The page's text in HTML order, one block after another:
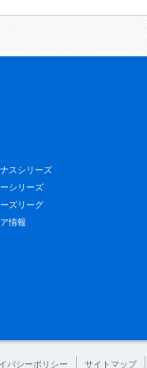
スシリーズ
シリーズ
ズリーグ
情報
バシーポリシー サイトマップ